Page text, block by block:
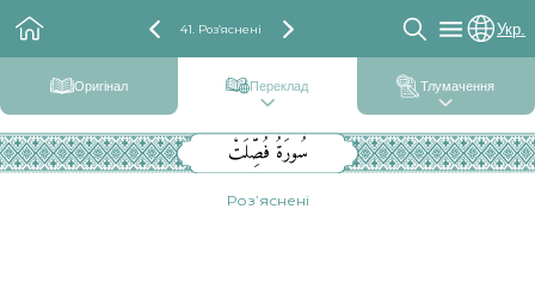
41. Роз’яснені Укр.
Оригінал Переклад Тлумачення
سُورَةُ فُصِّلَتْ
Роз’яснені